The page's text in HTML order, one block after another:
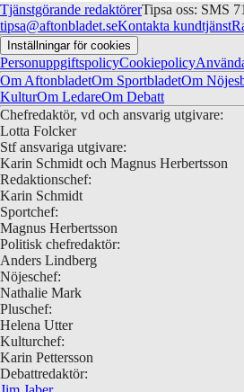
Tjänstgörande redaktörerTipsa oss: SMS
tipsa@aftonbladet.seKontakta kundtjänst
Inställningar för cookies
PersonuppgiftspolicyCookiepolicy
Om AftonbladetOm SportbladetOm
KulturOm LedareOm Debatt
Chefredaktör, vd och ansvarig utgivare:
Lotta Folcker
Stf ansvariga utgivare:
Karin Schmidt och Magnus Herbertsson
Redaktionschef:
Karin Schmidt
Sportchef:
Magnus Herbertsson
Politisk chefredaktör:
Anders Lindberg
Nöjeschef:
Nathalie Mark
Pluschef:
Helena Utter
Kulturchef:
Karin Pettersson
Debattredaktör: